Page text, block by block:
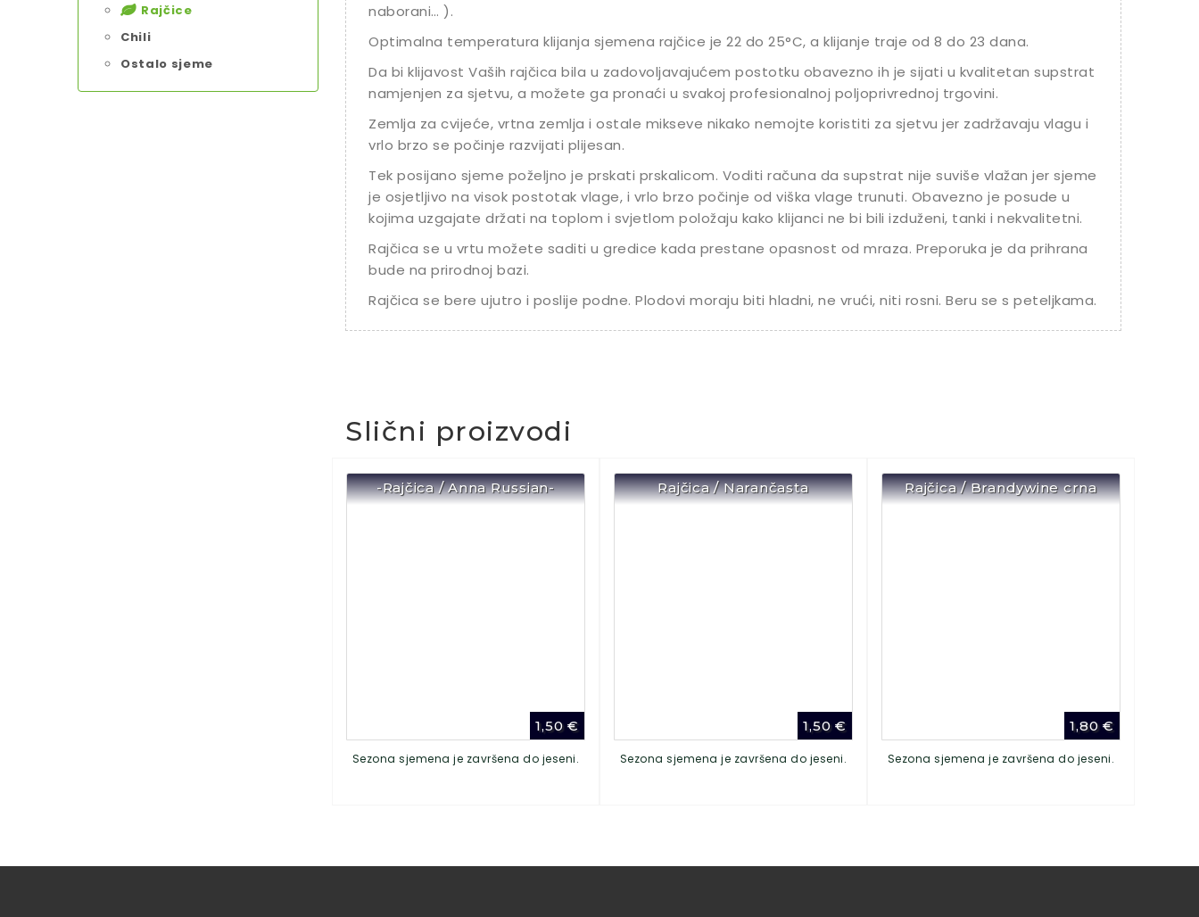
Rajčice
Chili
Ostalo sjeme
naborani… ).
Optimalna temperatura klijanja sjemena rajčice je 22 do 25°C, a klijanje traje od 8 do 23 dana.
Da bi klijavost Vaših rajčica bila u zadovoljavajućem postotku obavezno ih je sijati u kvalitetan supstrat
namjenjen za sjetvu, a možete ga pronaći u svakoj profesionalnoj poljoprivrednoj trgovini.
Zemlja za cvijeće, vrtna zemlja i ostale mikseve nikako nemojte koristiti za sjetvu jer zadržavaju vlagu i
vrlo brzo se počinje razvijati plijesan.
Tek posijano sjeme poželjno je prskati prskalicom. Voditi računa da supstrat nije suviše vlažan jer sjeme
je osjetljivo na visok postotak vlage, i vrlo brzo počinje od viška vlage trunuti. Obavezno je posude u
kojima uzgajate držati na toplom i svjetlom položaju kako klijanci ne bi bili izduženi, tanki i nekvalitetni.
Rajčica se u vrtu možete saditi u gredice kada prestane opasnost od mraza. Preporuka je da prihrana
bude na prirodnoj bazi.
Rajčica se bere ujutro i poslije podne. Plodovi moraju biti hladni, ne vrući, niti rosni. Beru se s peteljkama.
Slični proizvodi
-Rajčica / Anna Russian-
1,50€
Sezona sjemena je završena do jeseni.
Rajčica / Narančasta
1,50€
Sezona sjemena je završena do jeseni.
Rajčica / Brandywine crna
1,80€
Sezona sjemena je završena do jeseni.